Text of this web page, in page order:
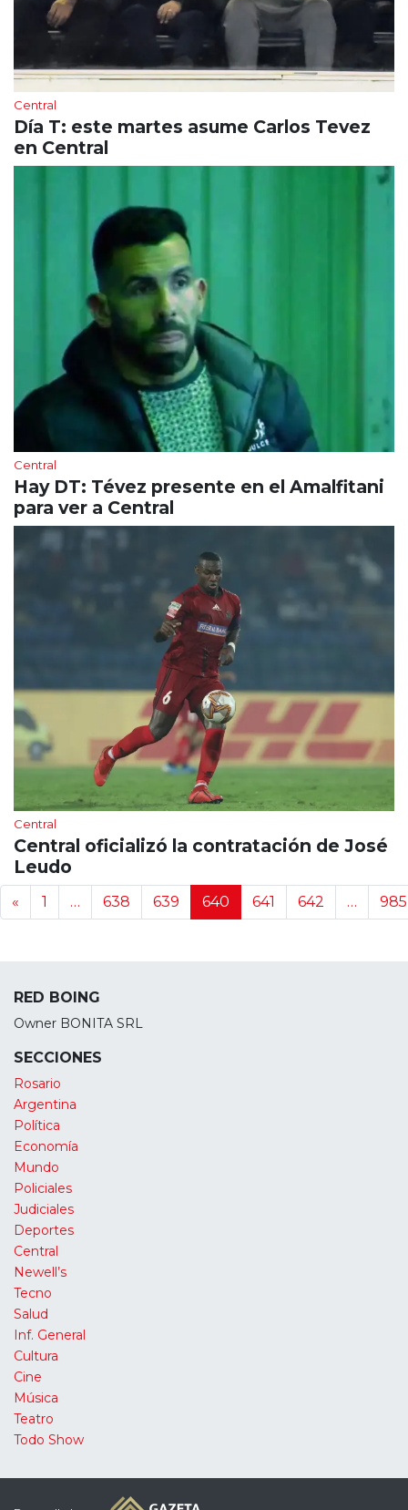
Central
Día T: este martes asume Carlos Tevez
en Central
Central
Hay DT: Tévez presente en el Amalfitani
para ver a Central
Central
Central oficializó la contratación de José
Leudo
Navegación de noticias
« 1 … 638 639 640 641 642 … 985
RED BOING
Owner BONITA SRL
SECCIONES
Rosario
Argentina
Política
Economía
Mundo
Policiales
Judiciales
Deportes
Central
Newell’s
Tecno
Salud
Inf. General
Cultura
Cine
Música
Teatro
Todo Show